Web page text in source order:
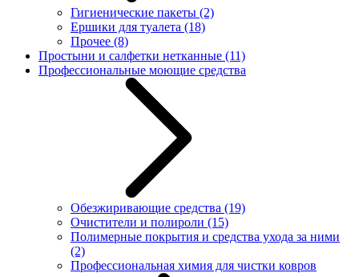
Гигиенические пакеты (2)
Ершики для туалета (18)
Прочее (8)
Простыни и салфетки нетканные (11)
Профессиональные моющие средства
Обезжиривающие средства (19)
Очистители и полироли (15)
Полимерные покрытия и средства ухода за ними
(2)
Профессиональная химия для чистки ковров